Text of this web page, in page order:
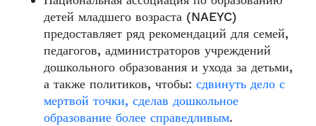
детей младшего возраста (NAEYC)
предоставляет ряд рекомендаций для семей,
педагогов, администраторов учреждений
дошкольного образования и ухода за детьми,
а также политиков, чтобы: сдвинуть дело с
мертвой точки, сделав дошкольное
образование более справедливым.